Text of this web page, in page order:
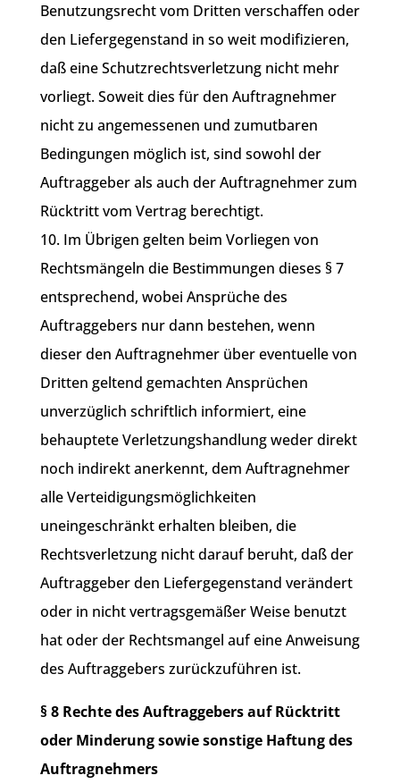
Benutzungsrecht vom Dritten verschaffen oder
den Liefergegenstand in so weit modifizieren,
daß eine Schutzrechtsverletzung nicht mehr
vorliegt. Soweit dies für den Auftragnehmer
nicht zu angemessenen und zumutbaren
Bedingungen möglich ist, sind sowohl der
Auftraggeber als auch der Auftragnehmer zum
Rücktritt vom Vertrag berechtigt.
10. Im Übrigen gelten beim Vorliegen von
Rechtsmängeln die Bestimmungen dieses § 7
entsprechend, wobei Ansprüche des
Auftraggebers nur dann bestehen, wenn
dieser den Auftragnehmer über eventuelle von
Dritten geltend gemachten Ansprüchen
unverzüglich schriftlich informiert, eine
behauptete Verletzungshandlung weder direkt
noch indirekt anerkennt, dem Auftragnehmer
alle Verteidigungsmöglichkeiten
uneingeschränkt erhalten bleiben, die
Rechtsverletzung nicht darauf beruht, daß der
Auftraggeber den Liefergegenstand verändert
oder in nicht vertragsgemäßer Weise benutzt
hat oder der Rechtsmangel auf eine Anweisung
des Auftraggebers zurückzuführen ist.
§ 8 Rechte des Auftraggebers auf Rücktritt
oder Minderung sowie sonstige Haftung des
Auftragnehmers